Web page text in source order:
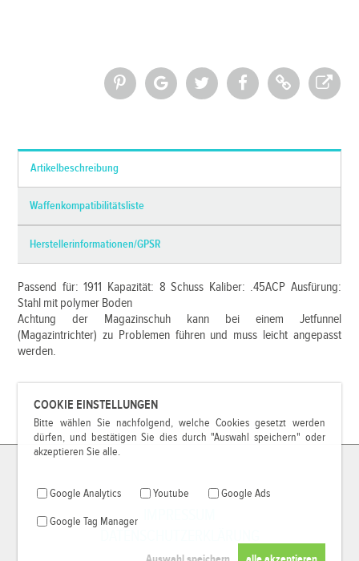
COOKIE EINSTELLUNGEN
Bitte wählen Sie nachfolgend, welche Cookies gesetzt werden
dürfen, und bestätigen Sie dies durch "Auswahl speichern" oder
akzeptieren Sie alle.
Google Analytics Youtube Google Ads
Google Tag Manager
Artikelbeschreibung
Waffenkompatibilitätsliste
Herstellerinformationen/GPSR
Passend für: 1911 Kapazität: 8 Schuss Kaliber: .45ACP Ausfürung:
Stahl mit polymer Boden
Achtung der Magazinschuh kann bei einem Jetfunnel
(Magazintrichter) zu Problemen führen und muss leicht angepasst
werden.